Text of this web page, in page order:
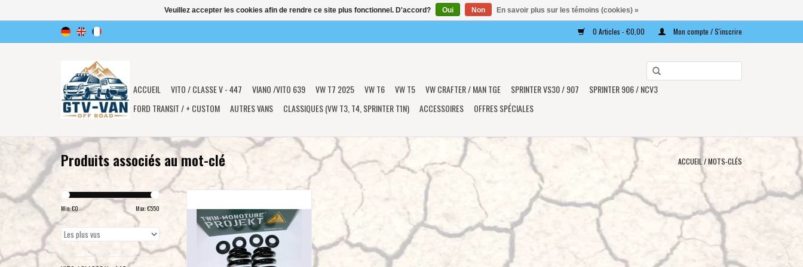
0 Articles - €0,00 Mon compte / S'inscrire
sélectionner
résultat
Entrée
ACCUEIL VITO / CLASSE V - 447 VIANO /VITO 639 VW T7 2025 VW T6 VW T5 VW CRAFTER / MAN TGE SPRINTER VS30 / 907
SPRINTER 906 / NCV3
FORD TRANSIT / + CUSTOM
AUTRES VANS CLASSIQUES (VW T3, T4, SPRINTER T1N) ACCESSOIRES OFFRES SPÉCIALES
Produits associés au mot-clé ACCUEIL /MOTS-CLÉS
Min: €0 Max: €550
POUR ESSIEU ARRIÈRE, de TWIN-
MONOTUBE PROJECT
Pour VW T5, T6, T6.1 avec une charge
permanente d'au moins 300 kg ou une
extension, ou modèles California.
Veuillez accepter les cookies afin de rendre ce site plus fonctionnel. D'accord? Oui Non En savoir plus sur les témoins (cookies) »